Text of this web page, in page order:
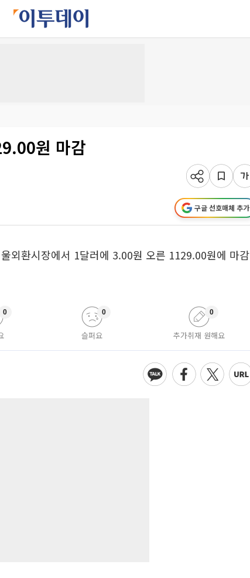
원 마감
구글 선호매체 추가
외환시장에서 1달러에 3.00원 오른 1129.00원에 마감
0
슬퍼요
0
추가취재 원해요
0